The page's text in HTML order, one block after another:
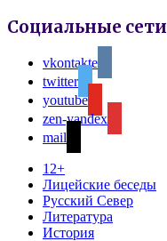
Социальные сети
vkontakte
twitter
youtube
zen-yandex
mail
12+
Лицейские беседы
Русский Север
Литература
История